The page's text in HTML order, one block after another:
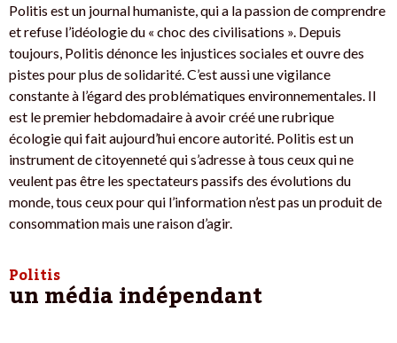
Politis est un journal humaniste, qui a la passion de comprendre
et refuse l’idéologie du « choc des civilisations ». Depuis
toujours, Politis dénonce les injustices sociales et ouvre des
pistes pour plus de solidarité. C’est aussi une vigilance
constante à l’égard des problématiques environnementales. Il
est le premier hebdomadaire à avoir créé une rubrique
écologie qui fait aujourd’hui encore autorité. Politis est un
instrument de citoyenneté qui s’adresse à tous ceux qui ne
veulent pas être les spectateurs passifs des évolutions du
monde, tous ceux pour qui l’information n’est pas un produit de
consommation mais une raison d’agir.
Politis
un média indépendant